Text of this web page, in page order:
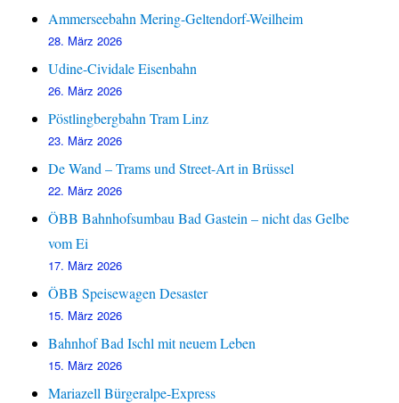
Ammerseebahn Mering-Geltendorf-Weilheim
28. März 2026
Udine-Cividale Eisenbahn
26. März 2026
Pöstlingbergbahn Tram Linz
23. März 2026
De Wand – Trams und Street-Art in Brüssel
22. März 2026
ÖBB Bahnhofsumbau Bad Gastein – nicht das Gelbe
vom Ei
17. März 2026
ÖBB Speisewagen Desaster
15. März 2026
Bahnhof Bad Ischl mit neuem Leben
15. März 2026
Mariazell Bürgeralpe-Express